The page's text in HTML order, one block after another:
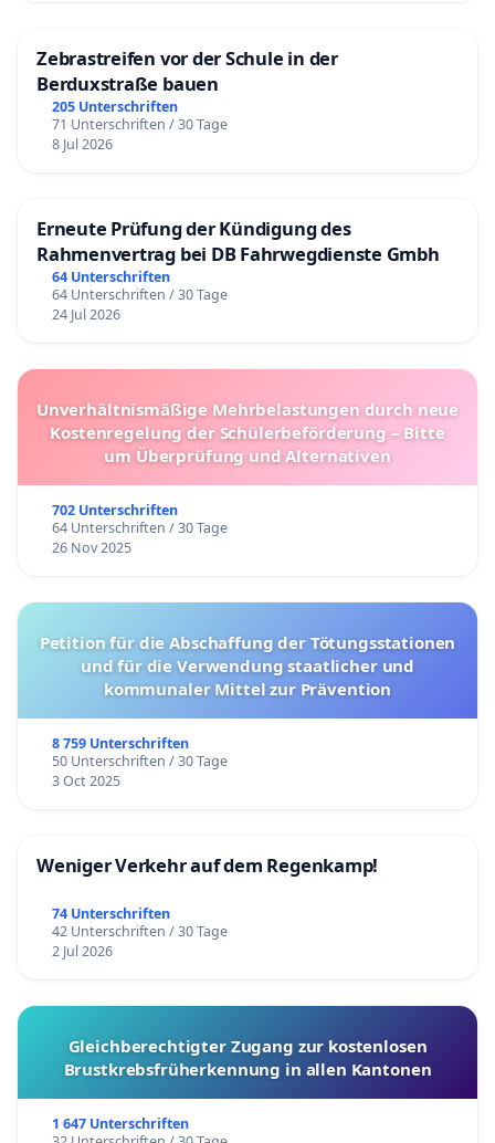
Zebrastreifen vor der Schule in der
Berduxstraße bauen
205 Unterschriften
71 Unterschriften / 30 Tage
8 Jul 2026
Erneute Prüfung der Kündigung des
Rahmenvertrag bei DB Fahrwegdienste Gmbh
64 Unterschriften
64 Unterschriften / 30 Tage
24 Jul 2026
Unverhältnismäßige Mehrbelastungen durch neue
Kostenregelung der Schülerbeförderung – Bitte
um Überprüfung und Alternativen
702 Unterschriften
64 Unterschriften / 30 Tage
26 Nov 2025
Petition für die Abschaffung der Tötungsstationen
und für die Verwendung staatlicher und
kommunaler Mittel zur Prävention
8 759 Unterschriften
50 Unterschriften / 30 Tage
3 Oct 2025
Weniger Verkehr auf dem Regenkamp!
74 Unterschriften
42 Unterschriften / 30 Tage
2 Jul 2026
Gleichberechtigter Zugang zur kostenlosen
Brustkrebsfrüherkennung in allen Kantonen
1 647 Unterschriften